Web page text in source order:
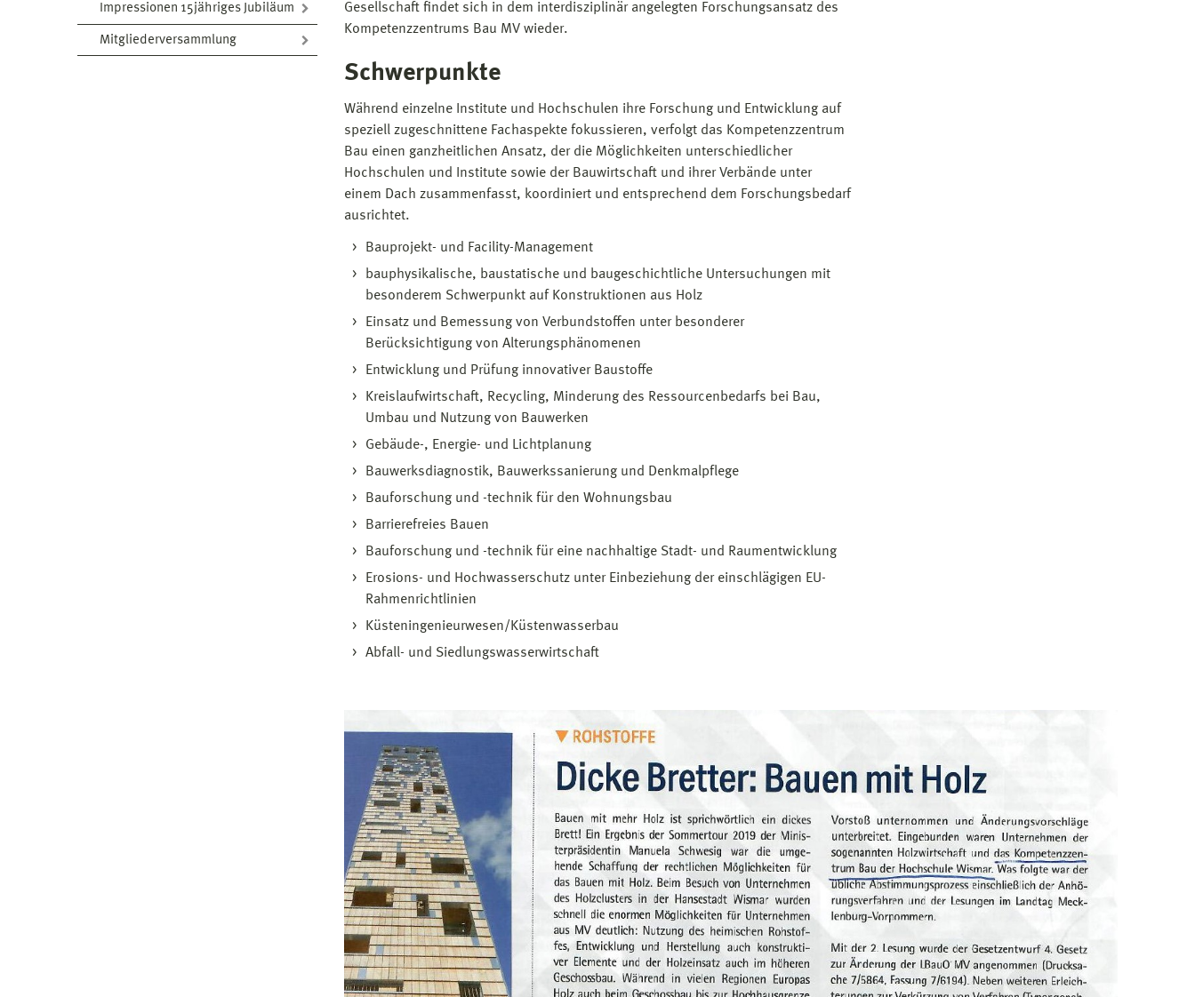
Impressionen 15jähriges Jubiläum
Mitgliederversammlung
Gesellschaft findet sich in dem interdisziplinär angelegten Forschungsansatz des
Kompetenzzentrums Bau MV wieder.
Schwerpunkte
Während einzelne Institute und Hochschulen ihre Forschung und Entwicklung auf
speziell zugeschnittene Fachaspekte fokussieren, verfolgt das Kompetenzzentrum
Bau einen ganzheitlichen Ansatz, der die Möglichkeiten unterschiedlicher
Hochschulen und Institute sowie der Bauwirtschaft und ihrer Verbände unter
einem Dach zusammenfasst, koordiniert und entsprechend dem Forschungsbedarf
ausrichtet.
Bauprojekt- und Facility-Management
bauphysikalische, baustatische und baugeschichtliche Untersuchungen mit
besonderem Schwerpunkt auf Konstruktionen aus Holz
Einsatz und Bemessung von Verbundstoffen unter besonderer
Berücksichtigung von Alterungsphänomenen
Entwicklung und Prüfung innovativer Baustoffe
Kreislaufwirtschaft, Recycling, Minderung des Ressourcenbedarfs bei Bau,
Umbau und Nutzung von Bauwerken
Gebäude-, Energie- und Lichtplanung
Bauwerksdiagnostik, Bauwerkssanierung und Denkmalpflege
Bauforschung und -technik für den Wohnungsbau
Barrierefreies Bauen
Bauforschung und -technik für eine nachhaltige Stadt- und Raumentwicklung
Erosions- und Hochwasserschutz unter Einbeziehung der einschlägigen EU-
Rahmenrichtlinien
Küsteningenieurwesen/Küstenwasserbau
Abfall- und Siedlungswasserwirtschaft